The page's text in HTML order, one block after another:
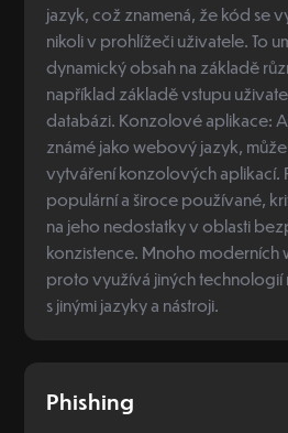
jazyk, což znamená, že kód se
nikoli v prohlížeči uživatele. To
dynamický obsah na základě
například základě vstupu
databázi. Konzolové aplikace:
známé jako webový jazyk,
vytváření konzolových aplikací.
populární a široce používané,
na jeho nedostatky v oblasti
konzistence. Mnoho
proto využívá jiných technologií
s jinými jazyky a nástroji.
Phishing